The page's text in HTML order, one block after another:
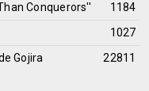
Conquerors''
1184
1027
Gojira 22811